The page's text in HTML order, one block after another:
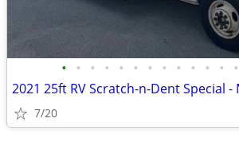
• • • • • • • • • • • • •
2021 25ft RV Scratch-n-Dent Special
7/20